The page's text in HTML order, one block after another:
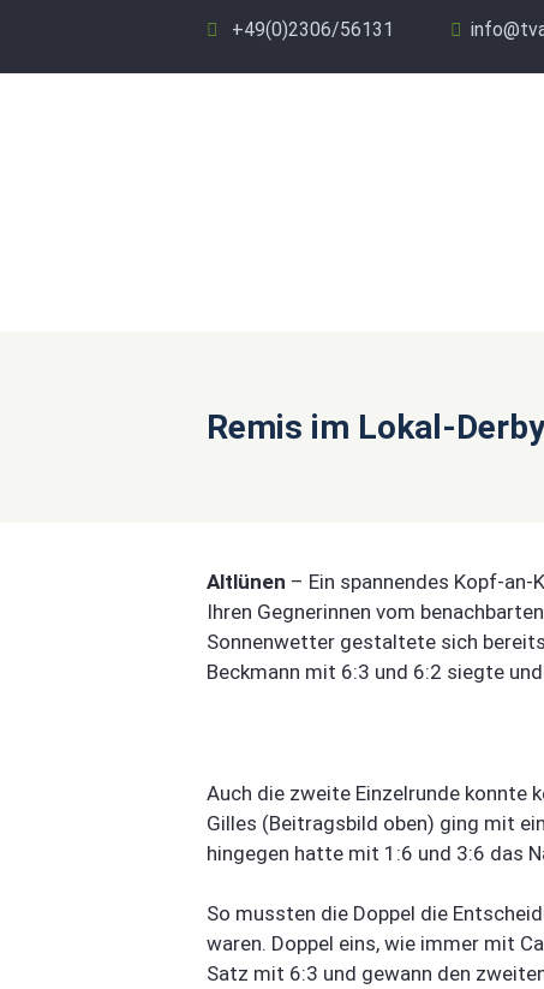
+49(0)2306/56131
Remis im Lokal-Derby
Altlünen – Ein spannendes Kopf-
Ihren Gegnerinnen vom
Sonnenwetter gestaltete sich
Beckmann mit 6:3 und 6:2 siegte
Auch die zweite Einzelrunde konnte
Gilles (Beitragsbild oben) ging mit
hingegen hatte mit 1:6 und 3:6 das
So mussten die Doppel die
waren. Doppel eins, wie immer mit
Satz mit 6:3 und gewann den